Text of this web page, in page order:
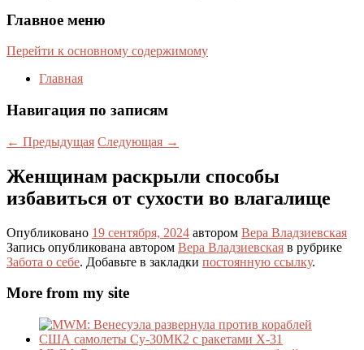
Главное меню
Перейти к основному содержимому
Главная
Навигация по записям
← Предыдущая Следующая →
Женщинам раскрыли способы
избавиться от сухости во влагалище
Опубликовано 19 сентября, 2024 автором Вера Владзиевская
Запись опубликована автором Вера Владзиевская в рубрике
Забота о себе. Добавьте в закладки постоянную ссылку.
More from my site